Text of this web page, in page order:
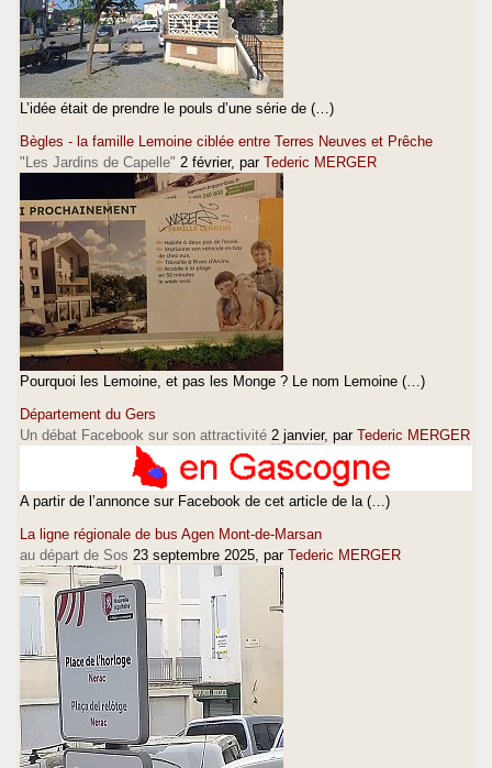
L’idée était de prendre le pouls d’une série de (…)
Bègles - la famille Lemoine ciblée entre Terres Neuves et Prêche
"Les Jardins de Capelle" 2 février, par Tederic MERGER
Pourquoi les Lemoine, et pas les Monge ? Le nom Lemoine (…)
Département du Gers
Un débat Facebook sur son attractivité 2 janvier, par Tederic MERGER
A partir de l’annonce sur Facebook de cet article de la (…)
La ligne régionale de bus Agen Mont-de-Marsan
au départ de Sos 23 septembre 2025, par Tederic MERGER